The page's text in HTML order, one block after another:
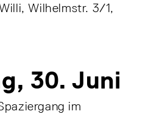
Wilhelmstr. 3/1,
30. Juni
im